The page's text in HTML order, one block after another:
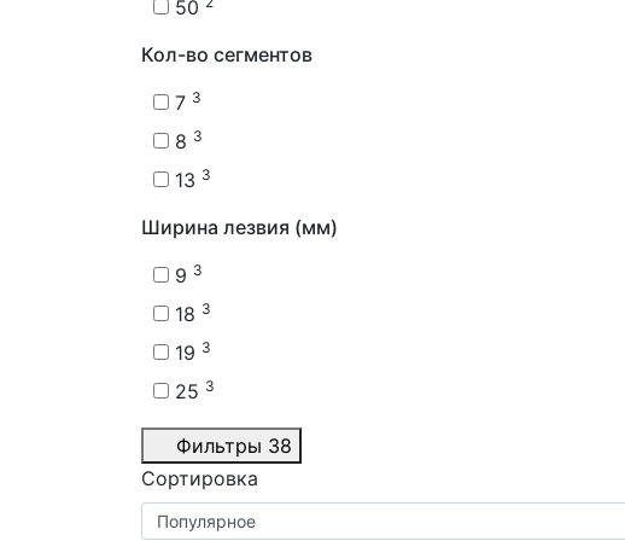
50
Кол-во сегментов
7 3
8 3
13 3
Ширина лезвия (мм)
9 3
18 3
19 3
25 3
Фильтры 38
Сортировка